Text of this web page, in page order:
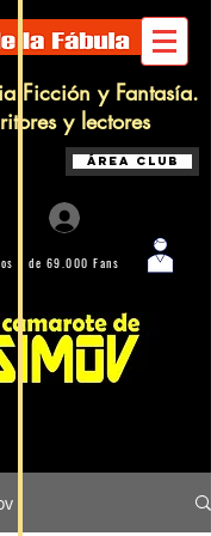
Ficción y Fantasía.
y lectores
Área Club
+ de 69.000 Fans